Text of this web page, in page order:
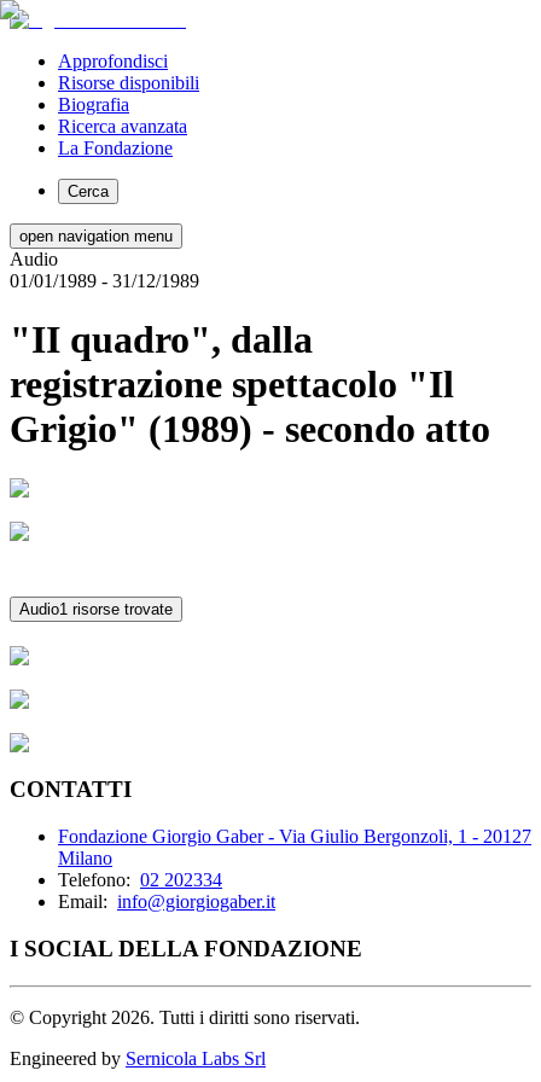
Approfondisci
Risorse disponibili
Biografia
Ricerca avanzata
La Fondazione
Cerca
open navigation menu
Audio
01/01/1989 - 31/12/1989
"II quadro", dalla
registrazione spettacolo "Il
Grigio" (1989) - secondo atto
Audio1 risorse trovate
CONTATTI
Fondazione Giorgio Gaber - Via Giulio Bergonzoli, 1 - 20127
Milano
Telefono: 02 202334
Email: info@giorgiogaber.it
I SOCIAL DELLA FONDAZIONE
© Copyright 2026. Tutti i diritti sono riservati.
Engineered by Sernicola Labs Srl